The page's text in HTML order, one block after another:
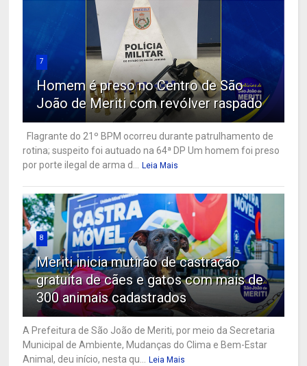
7
Homem é preso no Centro de São
João de Meriti com revólver raspado
Flagrante do 21º BPM ocorreu durante patrulhamento de
rotina; suspeito foi autuado na 64ª DP Um homem foi preso
por porte ilegal de arma d... Leia Mais
8
Meriti inicia mutirão de castração
gratuita de cães e gatos com mais de
300 animais cadastrados
A Prefeitura de São João de Meriti, por meio da Secretaria
Municipal de Ambiente, Mudanças do Clima e Bem-Estar
Animal, deu início, nesta qu... Leia Mais